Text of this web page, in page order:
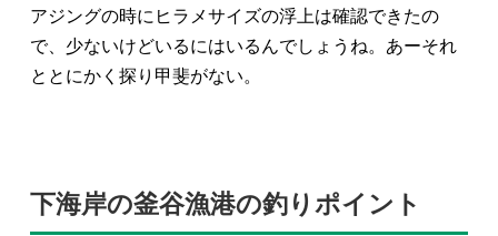
アジングの時にヒラメサイズの浮上は確認できたの
で、少ないけどいるにはいるんでしょうね。あーそれ
ととにかく探り甲斐がない。
下海岸の釜谷漁港の釣りポイント